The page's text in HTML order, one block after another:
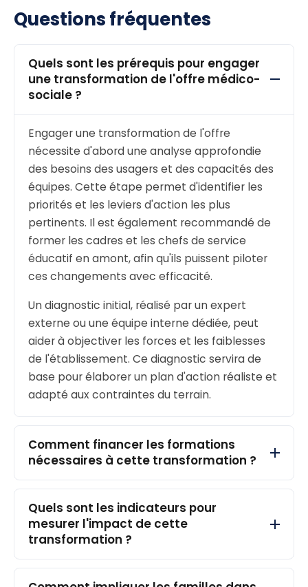
implique une refonte des méthodes d'intervention,
des organisations internes et des formations des
équipes pour favoriser l'inclusion et
l'autodétermination.
Dans la pratique, cette transition s'appuie sur des
répondre aux attentes des usagers. Unexpert en
autorégulationpeut accompagner les équipes dans
cette démarche, en proposant des outils concrets et
des formations adaptées aux réalités du terrain. Par
exemple, lors d'un accompagnement en IME,
l'intégration de stratégies d'autorégulation a permis
de réduire significativement les comportements défis
en seulement 3 mois.
ESMS
formation des professionnels en esmsjoue un
rôle central dans la réussite de cette transformation.
Elle permet aux professionnels de maîtriser les
nouvelles approches, comme la Communication
Alternative et Améliorée (CAA) ou les méthodes
d'intervention basées sur les preuves. L’approche
cognitivo-comportementale, recommandée par la
Haute Autorité de Santé, doit être enseignée aux
nécessaires. Les cadres et chefs de service éducatif
doivent également être formés pour piloter ces
changements, en intégrant des outils de gestion de
projet et des indicateurs de suivi.
Sur le terrain, les établissements rencontrent souvent
Questions fréquentes
Quels sont les prérequis pour engager
une transformation de l'offre médico-
sociale ?
Engager une transformation de l'offre
nécessite d'abord une analyse approfondie
des besoins des usagers et des capacités des
équipes. Cette étape permet d'identifier les
priorités et les leviers d'action les plus
pertinents. Il est également recommandé de
former les cadres et les chefs de service
éducatif en amont, afin qu'ils puissent piloter
ces changements avec efficacité.
Un diagnostic initial, réalisé par un expert
externe ou une équipe interne dédiée, peut
aider à objectiver les forces et les faiblesses
de l'établissement. Ce diagnostic servira de
base pour élaborer un plan d'action réaliste et
adapté aux contraintes du terrain.
Comment financer les formations
nécessaires à cette transformation ?
Quels sont les indicateurs pour
mesurer l'impact de cette
transformation ?